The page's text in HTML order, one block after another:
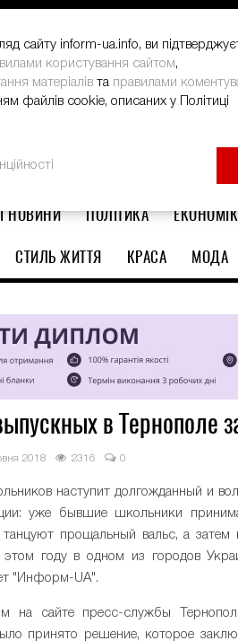
ювілейний Global Teacher Prize-2026
НОВИНИ ПОЛІТИКА
СТИЛЬ ЖИТТЯ КРАСА МОДА
в Тернополе
2018 2316 0
наступит долгожданный и
уже бывшие школьники
прощальный вальс, а
году в одном из городов
"Информ-UA".
на сайте пресс-службы
принято решение, которое
сайту inform-ua.info, ви
користування сайтом,
матеріалів та правилами
файлів cookie, описаних у Політиці